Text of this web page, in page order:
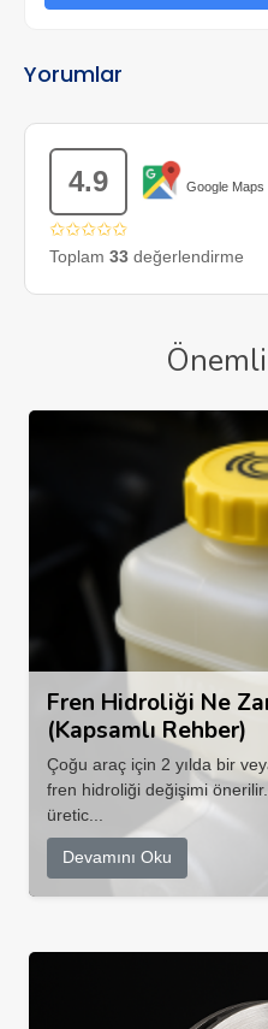
Yorumlar
4.9 Google Maps
✩✩✩✩✩
Toplam 33 değerlendirme
Fren Hidroliği Ne
(Kapsamlı Rehber)
Çoğu araç için 2 yılda bir
fren hidroliği değişimi
üretic...
Devamını Oku